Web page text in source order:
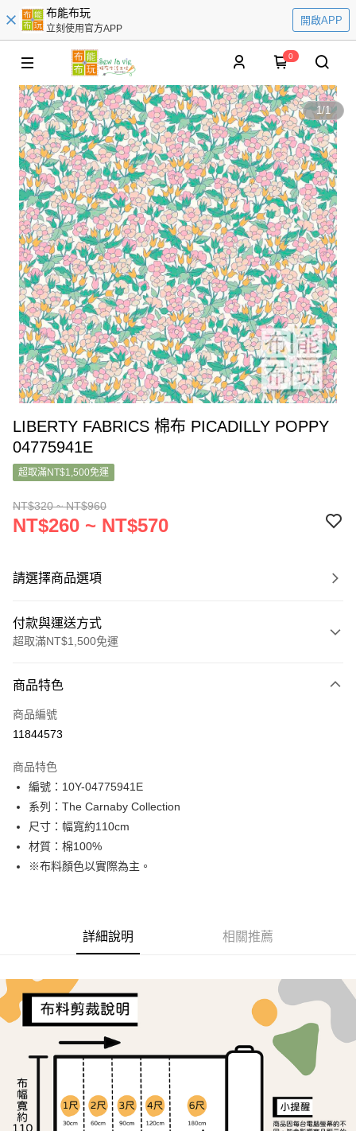
布能布玩
立刻使用官方APP
開啟APP
0
1/1
LIBERTY FABRICS 棉布 PICADILLY POPPY
04775941E
超取滿NT$1,500免運
NT$320 ~ NT$960
NT$260 ~ NT$570
請選擇商品選項
付款與運送方式
超取滿NT$1,500免運
信用卡一次付款
超商取貨付款
Apple Pay
街口支付
Google Pay
AFTEE先享後付
１．簡單：不需註冊會員、不需綁卡、不需儲值。
３．安心：先確認商品／服務後，再付款。
【「AFTEE先享後付」結帳流程】
１．於結帳方式選擇「AFTEE先享後付」後，將跳轉至「AFTEE先享後付」
結帳頁面，進行簡訊認證並確認金額後，即可完成結帳。
２．訂單成立數日內，您將收到繳費通知簡訊。
３．收到繳費通知簡訊後14天內，點擊此簡訊中的連結，可透過四大超商／
ATM／網路銀行／等多元方式進行付款，方視為交易完成。
※ 請注意：結帳手續完成當下不需立刻繳費，但若您需要取消訂單，請聯絡
購買商品的店家。未經商家同意取消之訂單仍視為有效，需透過AFTEE先享
後付繳納相關費用。
全家取貨付款
每筆NT$65，滿NT$1,500(含以上)免運費
每筆NT$65，滿NT$1,500(含以上)免運費
宅配
每筆NT$150，滿NT$1,500(含以上)免運費
商品特色
商品編號
11844573
商品特色
編號：10Y-04775941E
系列：The Carnaby Collection
尺寸：幅寬約110cm
材質：棉100%
※布料顏色以實際為主。
詳細說明 相關推薦